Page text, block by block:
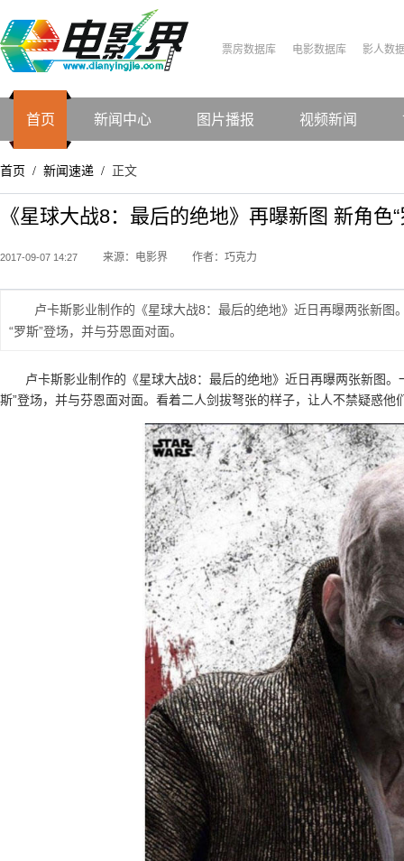
票房数据库 电影数据库 影人数
首页 新闻中心 图片播报 视频新闻
首页 / 新闻速递 / 正文
《星球大战8：最后的绝地》再曝新图 新角色
2017-09-07 14:27 来源：电影界 作者：巧克力
卢卡斯影业制作的《星球大战8：最后的绝地》近日再曝两张新
“罗斯”登场，并与芬恩面对面。
卢卡斯影业制作的《星球大战8：最后的绝地》近日再曝两张新图
斯”登场，并与芬恩面对面。看着二人剑拔弩张的样子，让人不禁疑惑他